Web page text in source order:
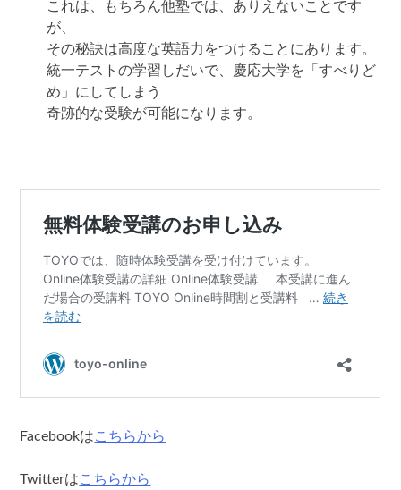
これは、もちろん他塾では、ありえないことです
が、
その秘訣は高度な英語力をつけることにあります。
統一テストの学習しだいで、慶応大学を「すべりど
め」にしてしまう
奇跡的な受験が可能になります。
Facebookはこちらから
Twitterはこちらから